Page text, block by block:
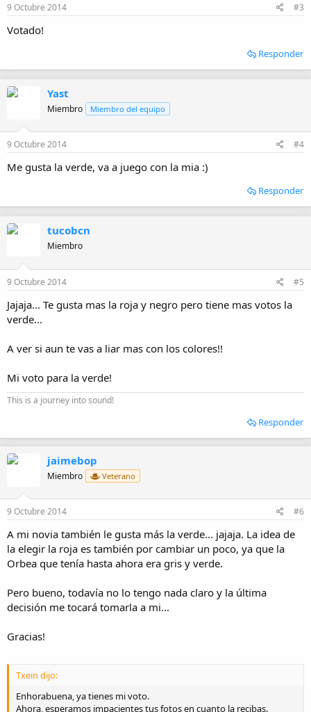
9 Octubre 2014 #3
Votado!
Responder
Yast
Miembro Miembro del equipo
9 Octubre 2014 #4
Me gusta la verde, va a juego con la mia :)
Responder
tucobcn
Miembro
9 Octubre 2014 #5
Jajaja... Te gusta mas la roja y negro pero tiene mas votos la
verde...
A ver si aun te vas a liar mas con los colores!!
Mi voto para la verde!
This is a journey into sound!
Responder
jaimebop
Miembro Veterano
9 Octubre 2014 #6
A mi novia también le gusta más la verde... jajaja. La idea de
la elegir la roja es también por cambiar un poco, ya que la
Orbea que tenía hasta ahora era gris y verde.
Pero bueno, todavía no lo tengo nada claro y la última
decisión me tocará tomarla a mi...
Gracias!
Txein dijo:
Enhorabuena, ya tienes mi voto.
Ahora, esperamos impacientes tus fotos en cuanto la recibas.